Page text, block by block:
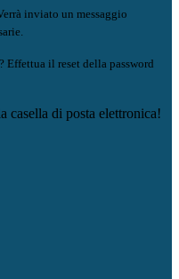
inviato un messaggio
Effettua il reset della password
casella di posta elettronica!